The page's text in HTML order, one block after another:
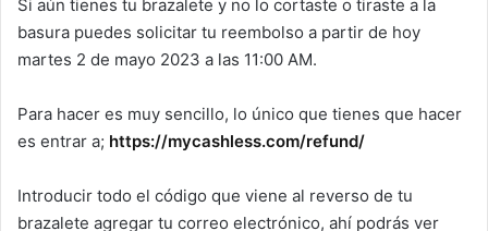
Si aún tienes tu brazalete y no lo cortaste o tiraste a la
basura puedes solicitar tu reembolso a partir de hoy
martes 2 de mayo 2023 a las 11:00 AM.
Para hacer es muy sencillo, lo único que tienes que hacer
es entrar a; https://mycashless.com/refund/
Introducir todo el código que viene al reverso de tu
brazalete agregar tu correo electrónico, ahí podrás ver